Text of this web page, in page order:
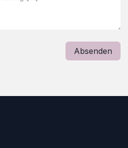
Absenden